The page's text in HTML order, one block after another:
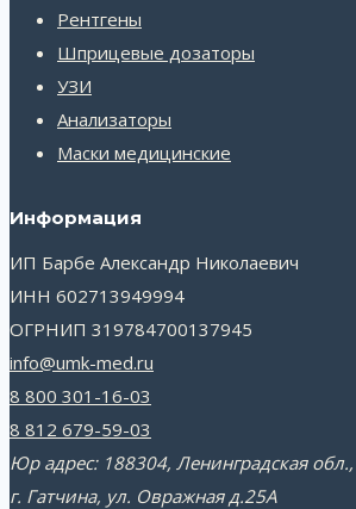
Рентгены
Шприцевые дозаторы
УЗИ
Анализаторы
Маски медицинские
Информация
ИП Барбе Александр Николаевич
ИНН 602713949994
ОГРНИП 319784700137945
info@umk-med.ru
8 800 301-16-03
8 812 679-59-03
Юр адрес: 188304, Ленинградская
г. Гатчина, ул. Овражная д.25А